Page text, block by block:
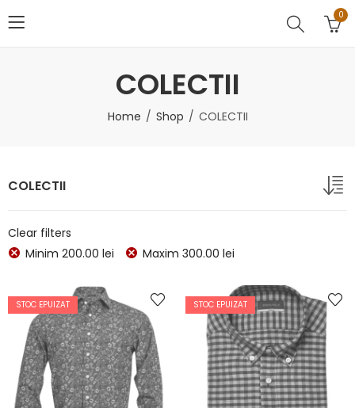
0
COLECTII
Home Shop COLECTII
COLECTII
Clear filters
Minim 200.00 lei Maxim 300.00 lei
STOC EPUIZAT STOC EPUIZAT